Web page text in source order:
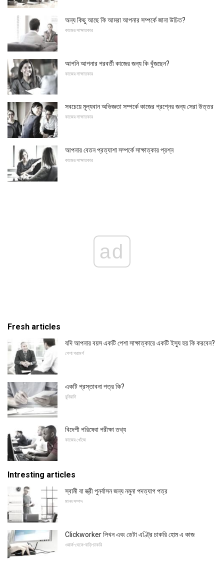
অন্য কিছু আছে কি আমরা আপনার সম্পর্কে জানা উচিত?
কাজের সাক্ষাতকার
আপনি আপনার পরবর্তী কাজের জন্য কি খুঁজছেন?
কাজের সাক্ষাতকার
সবচেয়ে মূল্যবান অভিজ্ঞতা সম্পর্কে কাজের প্রশ্নের জন্য সেরা উত্তর
কাজের সাক্ষাতকার
আপনার বেতন প্রত্যাশা সম্পর্কে সাক্ষাত্কার প্রশ্ন
কাজের সাক্ষাতকার
ad
Fresh articles
যদি আপনার বয়স একটি পেশা সাক্ষাত্কারে একটি ইস্যু হয় কি করবেন?
পেশা পরামর্শ
একটি প্রস্তাবনা পত্র কি?
বুনিয়াদি
বিদেশী পরিষেবা পরীক্ষা তথ্য
কাজের খোঁজে
Intresting articles
স্বামী বা স্ত্রী পুনর্বাসন জন্য নমুনা পদত্যাগ পত্র
মানব সম্পদ
Clickworker লিখন এবং ডেটা এণ্ট্রি চাকরি হোম এ কাজ
ওয়ার্ক-থেকে-বাড়ি-চাকরি